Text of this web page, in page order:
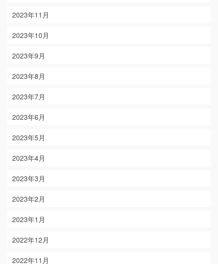
2023年11月
2023年10月
2023年9月
2023年8月
2023年7月
2023年6月
2023年5月
2023年4月
2023年3月
2023年2月
2023年1月
2022年12月
2022年11月